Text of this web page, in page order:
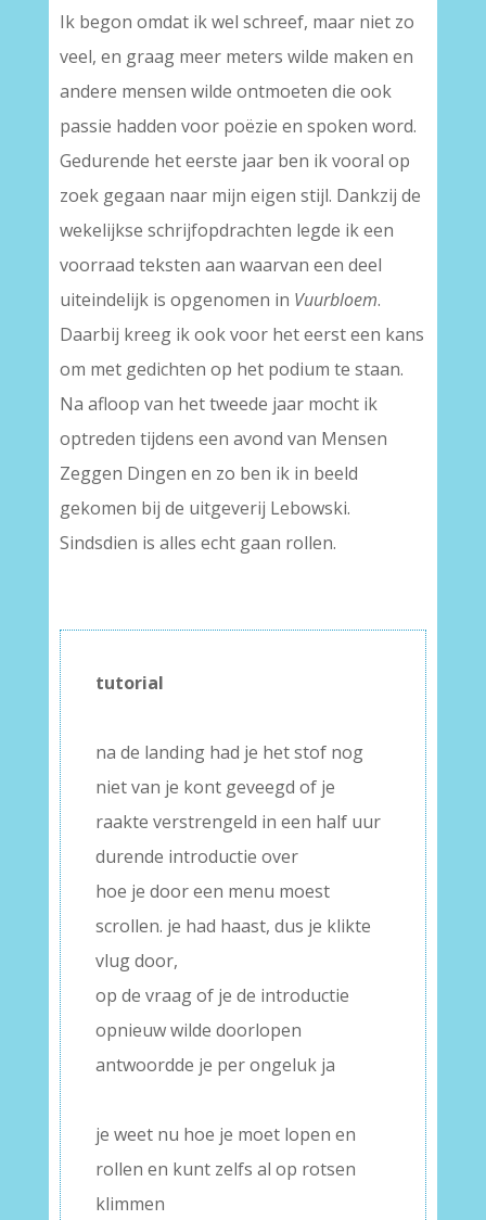
Ik begon omdat ik wel schreef, maar niet zo
veel, en graag meer meters wilde maken en
andere mensen wilde ontmoeten die ook
passie hadden voor poëzie en spoken word.
Gedurende het eerste jaar ben ik vooral op
zoek gegaan naar mijn eigen stijl. Dankzij de
wekelijkse schrijfopdrachten legde ik een
voorraad teksten aan waarvan een deel
uiteindelijk is opgenomen in Vuurbloem.
Daarbij kreeg ik ook voor het eerst een kans
om met gedichten op het podium te staan.
Na afloop van het tweede jaar mocht ik
optreden tijdens een avond van Mensen
Zeggen Dingen en zo ben ik in beeld
gekomen bij de uitgeverij Lebowski.
Sindsdien is alles echt gaan rollen.
tutorial
na de landing had je het stof nog
niet van je kont geveegd of je
raakte verstrengeld in een half uur
durende introductie over
hoe je door een menu moest
scrollen. je had haast, dus je klikte
vlug door,
op de vraag of je de introductie
opnieuw wilde doorlopen
antwoordde je per ongeluk ja
je weet nu hoe je moet lopen en
rollen en kunt zelfs al op rotsen
klimmen